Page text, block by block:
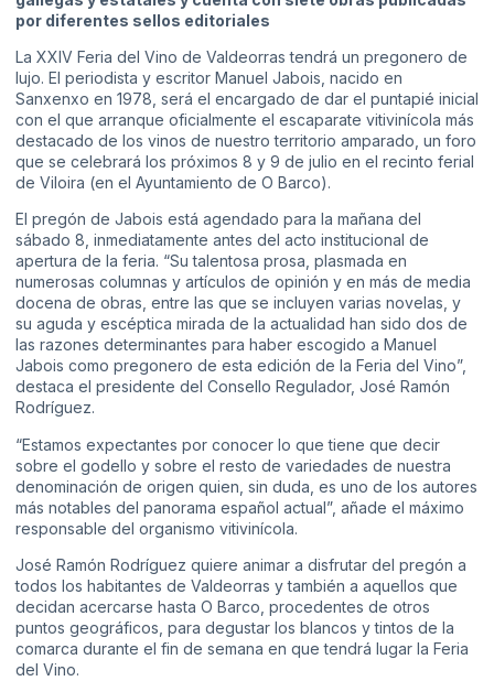
por diferentes sellos editoriales
La XXIV Feria del Vino de Valdeorras tendrá un pregonero de
lujo. El periodista y escritor Manuel Jabois, nacido en
Sanxenxo en 1978, será el encargado de dar el puntapié inicial
con el que arranque oficialmente el escaparate vitivinícola más
destacado de los vinos de nuestro territorio amparado, un foro
que se celebrará los próximos 8 y 9 de julio en el recinto ferial
de Viloira (en el Ayuntamiento de O Barco).
El pregón de Jabois está agendado para la mañana del
sábado 8, inmediatamente antes del acto institucional de
apertura de la feria. “Su talentosa prosa, plasmada en
numerosas columnas y artículos de opinión y en más de media
docena de obras, entre las que se incluyen varias novelas, y
su aguda y escéptica mirada de la actualidad han sido dos de
las razones determinantes para haber escogido a Manuel
Jabois como pregonero de esta edición de la Feria del Vino”,
destaca el presidente del Consello Regulador, José Ramón
Rodríguez.
“Estamos expectantes por conocer lo que tiene que decir
sobre el godello y sobre el resto de variedades de nuestra
denominación de origen quien, sin duda, es uno de los autores
más notables del panorama español actual”, añade el máximo
responsable del organismo vitivinícola.
José Ramón Rodríguez quiere animar a disfrutar del pregón a
todos los habitantes de Valdeorras y también a aquellos que
decidan acercarse hasta O Barco, procedentes de otros
puntos geográficos, para degustar los blancos y tintos de la
comarca durante el fin de semana en que tendrá lugar la Feria
del Vino.